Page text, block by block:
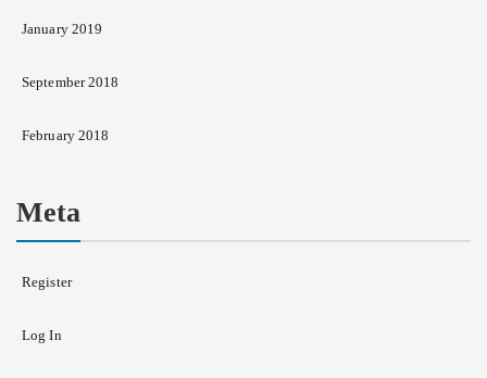
January 2019
September 2018
February 2018
Meta
Register
Log In